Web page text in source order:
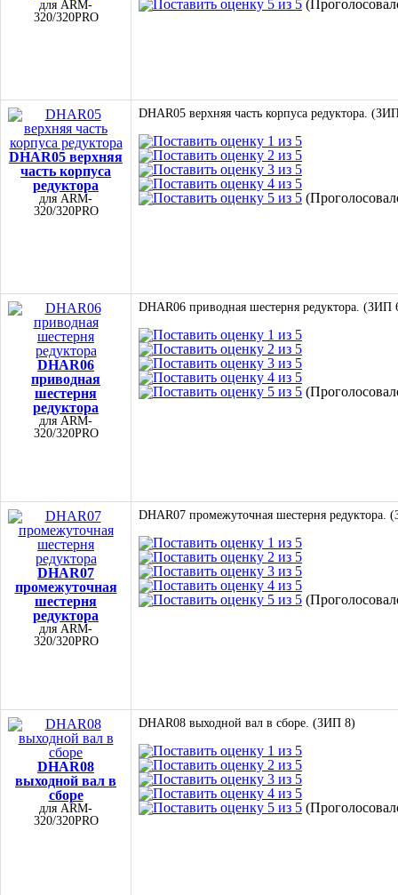
для ARM-
320/320PRO
DHAR05 верхняя
часть корпуса
редуктора
для ARM-
320/320PRO
DHAR05 верхняя часть корпуса редуктора.
DHAR06
приводная
шестерня
редуктора
для ARM-
320/320PRO
DHAR06 приводная шестерня редуктора. (ЗИП
DHAR07
промежуточная
шестерня
редуктора
для ARM-
320/320PRO
DHAR07 промежуточная шестерня редуктора.
DHAR08
выходной вал в
сборе
для ARM-
320/320PRO
DHAR08 выходной вал в сборе. (ЗИП 8)